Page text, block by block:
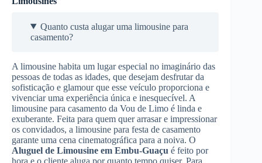
Quanto custa alugar uma limousine para
casamento?
A limousine habita um lugar especial no imaginário das
pessoas de todas as idades, que desejam desfrutar da
sofisticação e glamour que esse veículo proporciona e
vivenciar uma experiência única e inesquecível. A
limousine para casamento da Vou de Limo é linda e
exuberante. Feita para quem quer arrasar e impressionar
os convidados, a limousine para festa de casamento
garante uma cena cinematográfica para a noiva. O
Aluguel de Limousine em Embu-Guaçu é feito por
hora e o cliente aluga por quanto tempo quiser. Para